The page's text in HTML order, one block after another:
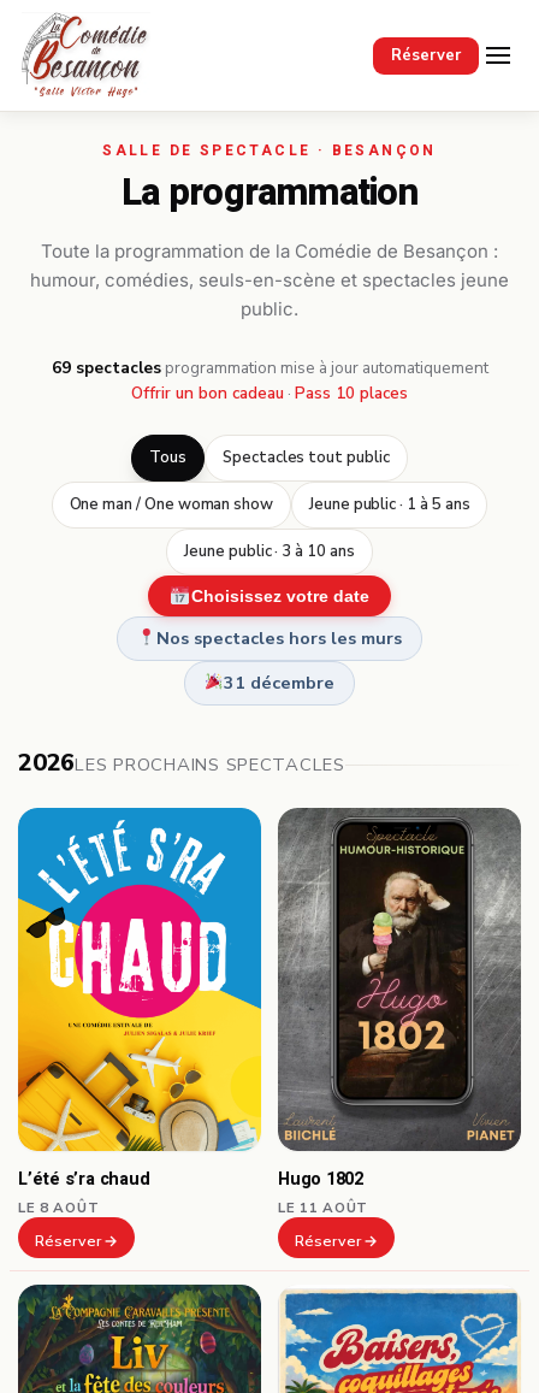
Réserver
Passer au contenu principal
La programmation
Toute la programmation de la Comédie de Besançon :
humour, comédies, seuls-en-scène et spectacles jeune
public.
69 spectacles· programmation mise à jour automatiquement
Offrir un bon cadeau · Pass 10 places
Tous Spectacles tout public
One man / One woman show Jeune public · 1 à 5 ans
Jeune public · 3 à 10 ans
Choisissez votre date
Nos spectacles hors les murs
31 décembre
2026LES PROCHAINS SPECTACLES
L’été s’ra chaud
LE 8 AOÛT
Réserver
Hugo 1802
LE 11 AOÛT
Réserver